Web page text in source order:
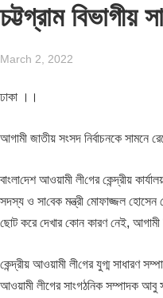
চট্টগ্রাম বিভাগীয়
March 2, 2022
ঢাকা ।।
আগামী জাতীয় সংসদ নির্বাচনকে সামনে
বাংলা‌দেশ আওয়ামী লী‌গের কেন্দ্রীয়
সদস্য ও সা‌বেক মন্ত্রী মোফাজ্জল হোসেন
ছোট করে দেখার কোন কারণ নেই, আগামী
কেন্দ্রীয় আওয়ামী লী‌গের যুগ্ম সাধারণ
আওয়ামী লীগের সাংগঠনিক সম্পাদক আবু